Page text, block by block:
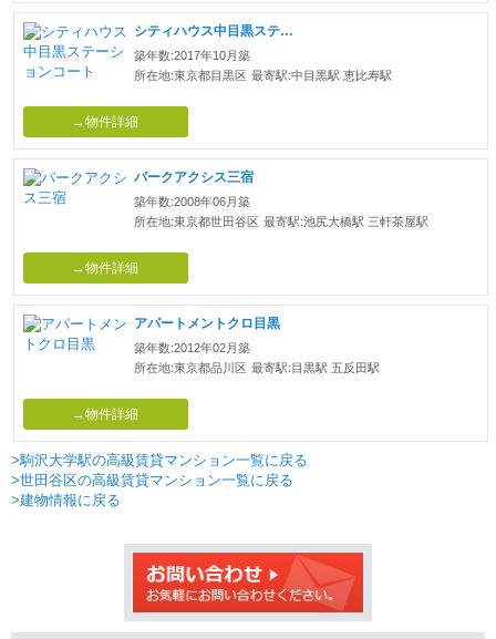
シティハウス中目黒ステーションコート
築年数:2017年10月築
所在地:東京都目黒区 最寄駅:中目黒駅 恵比寿駅
→物件詳細
パークアクシス三宿
築年数:2008年06月築
所在地:東京都世田谷区 最寄駅:池尻大橋駅 三軒茶屋駅
→物件詳細
アパートメントクロ目黒
築年数:2012年02月築
所在地:東京都品川区 最寄駅:目黒駅 五反田駅
→物件詳細
>駒沢大学駅の高級賃貸マンション一覧に戻る
>世田谷区の高級賃貸マンション一覧に戻る
>建物情報に戻る